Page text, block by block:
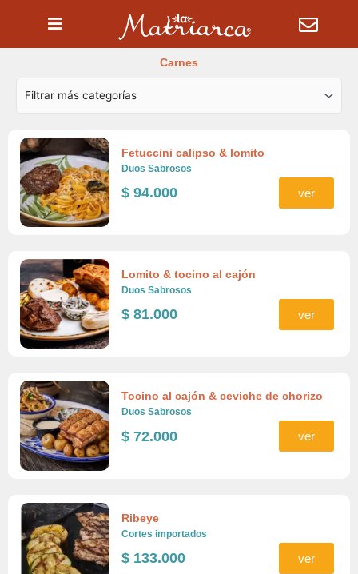
Carnes
Fetuccini calipso & lomito
Duos Sabrosos
$ 94.000 ver
Lomito & tocino al cajón
Duos Sabrosos
$ 81.000 ver
Tocino al cajón & ceviche de chorizo
Duos Sabrosos
$ 72.000 ver
Ribeye
Cortes importados
$ 133.000 ver